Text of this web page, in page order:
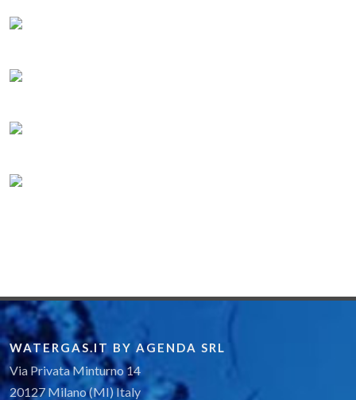
WATERGAS.IT BY AGENDA SRL
Via Privata Minturno 14
20127 Milano (MI) Italy